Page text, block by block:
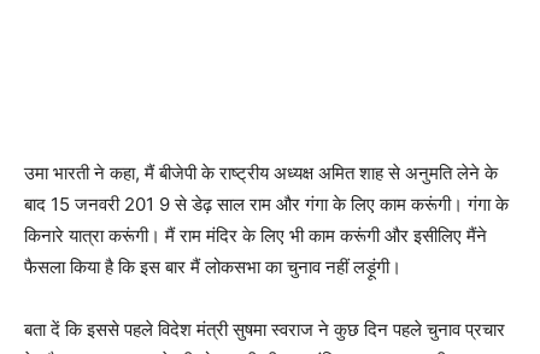
उमा भारती ने कहा, मैं बीजेपी के राष्ट्रीय अध्यक्ष अमित शाह से अनुमति लेने के
बाद 15 जनवरी 201 9 से डेढ़ साल राम और गंगा के लिए काम करूंगी। गंगा के
किनारे यात्रा करूंगी। मैं राम मंदिर के लिए भी काम करूंगी और इसीलिए मैंने
फैसला किया है कि इस बार मैं लोकसभा का चुनाव नहीं लड़ूंगी।
बता दें कि इससे पहले विदेश मंत्री सुषमा स्वराज ने कुछ दिन पहले चुनाव प्रचार